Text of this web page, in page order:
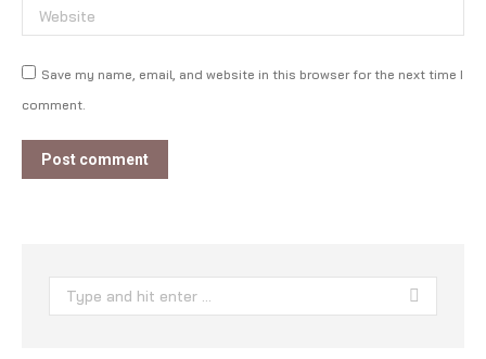
Website
Save my name, email, and website in this browser for the next time I
comment.
Post comment
Search: